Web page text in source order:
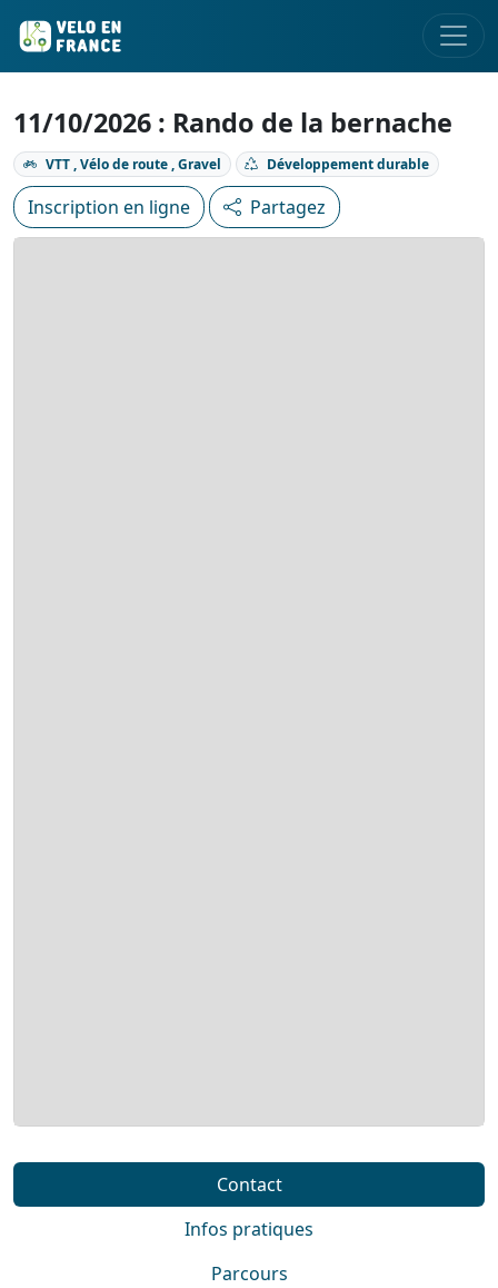
11/10/2026 : Rando de la bernache
VTT , Vélo de route , Gravel Développement durable
Inscription en ligne Partagez
Contact
Infos pratiques
Parcours